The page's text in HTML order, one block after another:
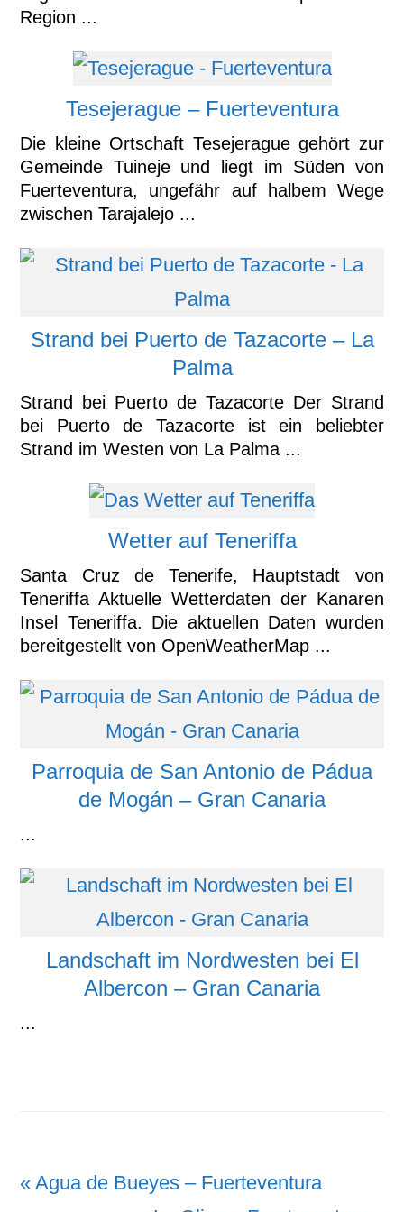
Region ...
Tesejerague – Fuerteventura
Die kleine Ortschaft Tesejerague gehört zur
Gemeinde Tuineje und liegt im Süden von
Fuerteventura, ungefähr auf halbem Wege
zwischen Tarajalejo ...
Strand bei Puerto de Tazacorte – La
Palma
Strand bei Puerto de Tazacorte Der Strand
bei Puerto de Tazacorte ist ein beliebter
Strand im Westen von La Palma ...
Wetter auf Teneriffa
Santa Cruz de Tenerife, Hauptstadt von
Teneriffa Aktuelle Wetterdaten der Kanaren
Insel Teneriffa. Die aktuellen Daten wurden
bereitgestellt von OpenWeatherMap ...
Parroquia de San Antonio de Pádua
de Mogán – Gran Canaria
...
Landschaft im Nordwesten bei El
Albercon – Gran Canaria
...
Vorheriger
« Agua de Bueyes – Fuerteventura